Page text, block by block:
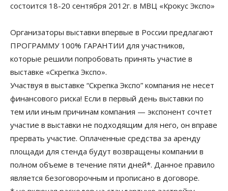
состоится 18-20 сентября 2012г. в МВЦ «Крокус Экспо»
Организаторы выставки впервые в России предлагают
ПРОГРАММУ 100% ГАРАНТИИ для участников,
которые решили попробовать принять участие в
выставке «Скрепка Экспо».
Участвуя в выставке “Скрепка Экспо” компания не несет
финансового риска! Если в первый день выставки по
тем или иным причинам компания — экспонент сочтет
участие в выставки не подходящим для него, он вправе
прервать участие. Оплаченные средства за аренду
площади для стенда будут возвращены компании в
полном объеме в течение пяти дней*. Данное правило
является безоговорочным и прописано в договоре.